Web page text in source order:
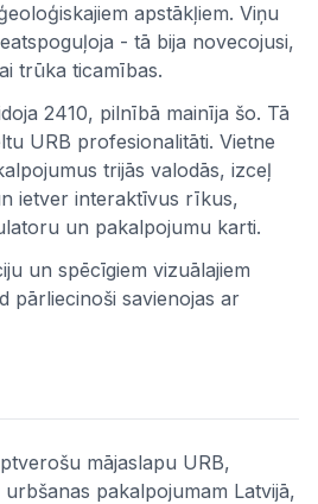
apstākļiem. Viņu
- tā bija novecojusi,
trūka ticamības.
2410, pilnībā mainīja šo. Tā
URB profesionalitāti. Vietne
trijās valodās, izceļ
ietver interaktīvus rīkus,
un pakalpojumu karti.
un spēcīgiem vizuālajiem
pārliecinoši savienojas ar
mājaslapu URB,
pakalpojumam Latvijā,